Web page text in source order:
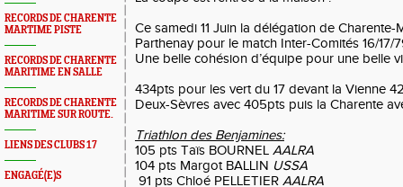
RECORDS DE CHARENTE
MARTIME PISTE
RECORDS DE CHARENTE
MARITIME EN SALLE
RECORDS DE CHARENTE
MARITIME SUR ROUTE.
LIENS DES CLUBS 17
ENGAGÉ(E)S
Ce samedi 11 Juin la délégation de
Parthenay pour le match Inter-Comités 16/17/
Une belle cohésion d’équipe pour une belle
434pts pour les vert du 17 devant la Vienne
Deux-Sèvres avec 405pts puis la Charente
Triathlon des Benjamines:
105 pts Taïs BOURNEL AALRA
104 pts Margot BALLIN USSA
91 pts Chloé PELLETIER AALRA